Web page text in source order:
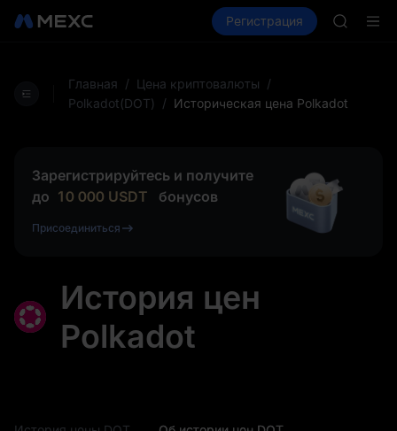
Рынки Спот Фьючерсы
Регистрация
AAOI
Главная / Цена криптовалюты /
Polkadot(DOT)
/ Историческая цена Polkadot
Зарегистрируйтесь и получите
до 10 000 USDT бонусов
Присоединиться
История цен
Polkadot